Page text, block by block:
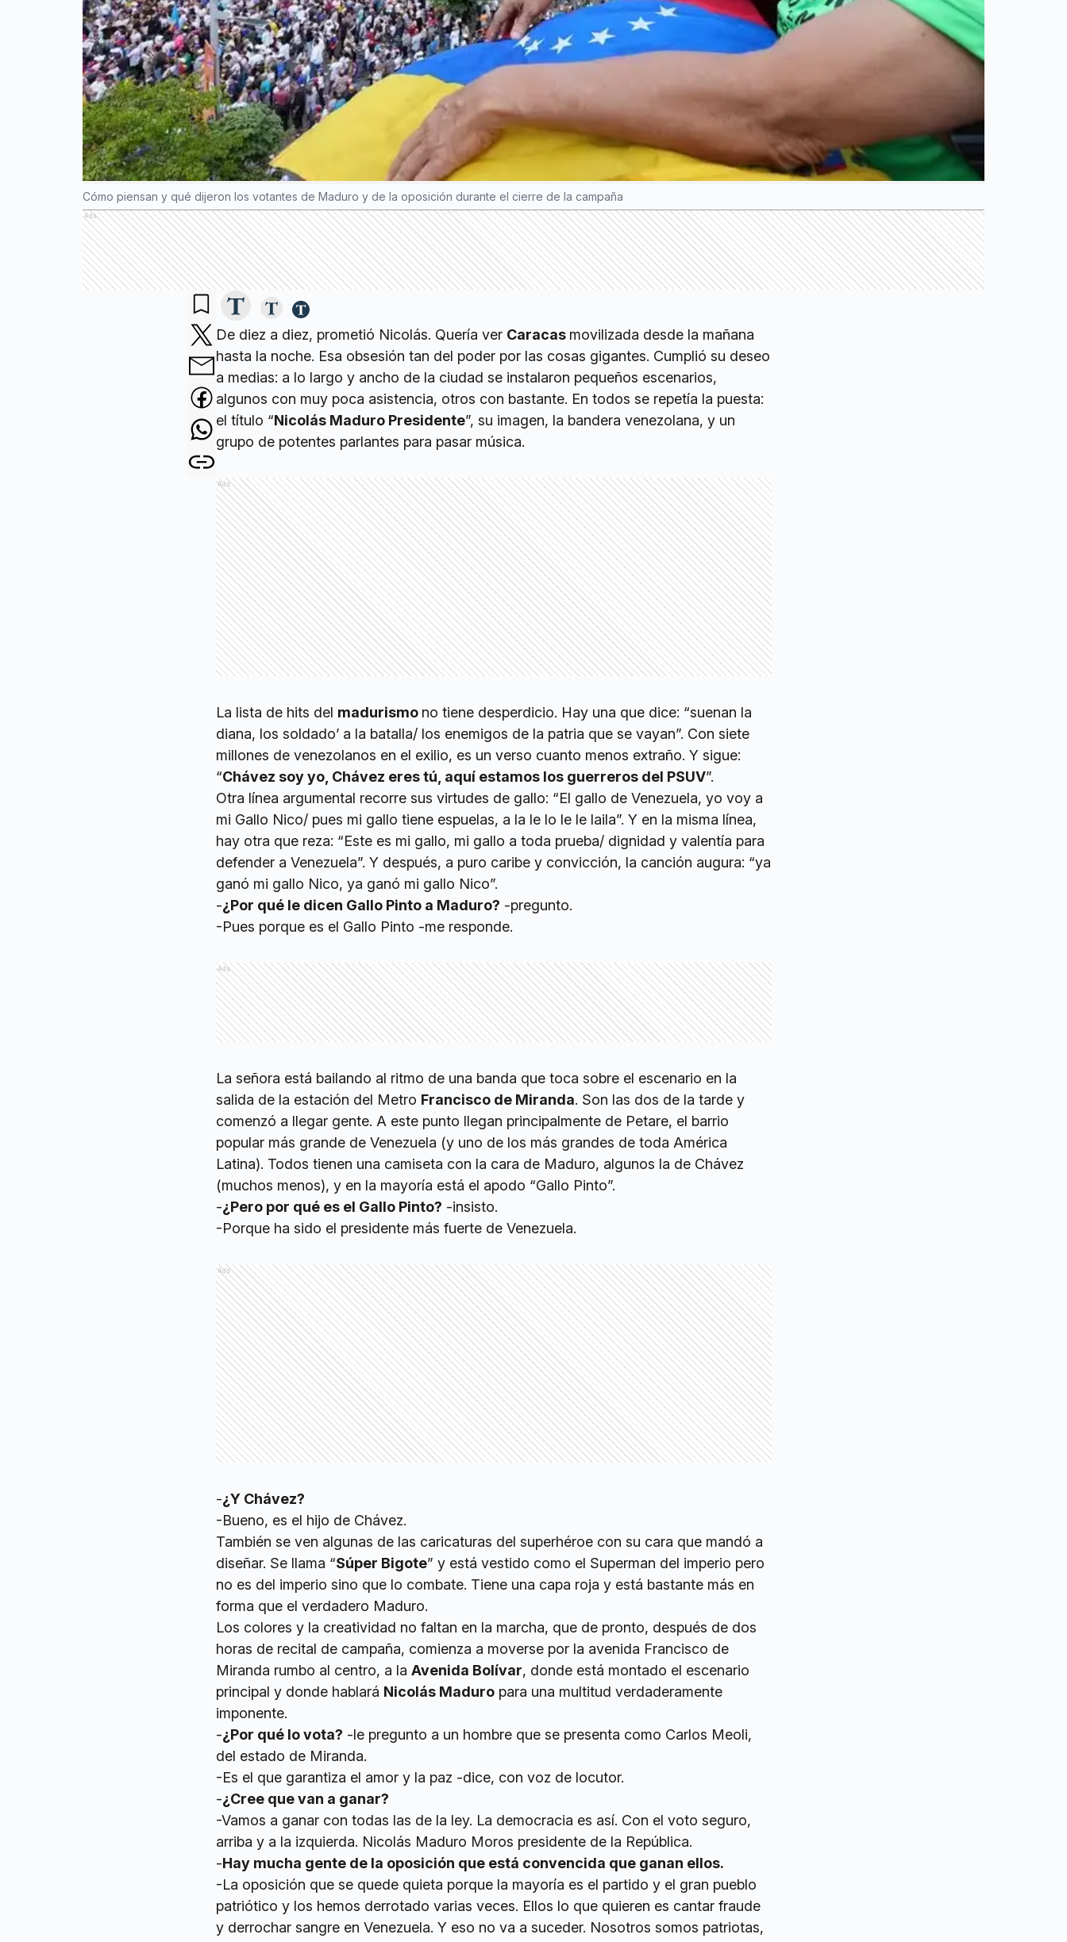
Cómo piensan y qué dijeron los votantes de Maduro y de la oposición durante el cierre de la campaña
Ads
De diez a diez, prometió Nicolás. Quería ver Caracas movilizada desde la mañana
hasta la noche. Esa obsesión tan del poder por las cosas gigantes. Cumplió su deseo
a medias: a lo largo y ancho de la ciudad se instalaron pequeños escenarios,
algunos con muy poca asistencia, otros con bastante. En todos se repetía la puesta:
el título “Nicolás Maduro Presidente”, su imagen, la bandera venezolana, y un
grupo de potentes parlantes para pasar música.
Ads
La lista de hits del madurismo no tiene desperdicio. Hay una que dice: “suenan la
diana, los soldado’ a la batalla/ los enemigos de la patria que se vayan”. Con siete
millones de venezolanos en el exilio, es un verso cuanto menos extraño. Y sigue:
“Chávez soy yo, Chávez eres tú, aquí estamos los guerreros del PSUV”.
Otra línea argumental recorre sus virtudes de gallo: “El gallo de Venezuela, yo voy a
mi Gallo Nico/ pues mi gallo tiene espuelas, a la le lo le le laila”. Y en la misma línea,
hay otra que reza: “Este es mi gallo, mi gallo a toda prueba/ dignidad y valentía para
defender a Venezuela”. Y después, a puro caribe y convicción, la canción augura: “ya
ganó mi gallo Nico, ya ganó mi gallo Nico”.
-¿Por qué le dicen Gallo Pinto a Maduro? -pregunto.
-Pues porque es el Gallo Pinto -me responde.
Ads
La señora está bailando al ritmo de una banda que toca sobre el escenario en la
salida de la estación del Metro Francisco de Miranda. Son las dos de la tarde y
comenzó a llegar gente. A este punto llegan principalmente de Petare, el barrio
popular más grande de Venezuela (y uno de los más grandes de toda América
Latina). Todos tienen una camiseta con la cara de Maduro, algunos la de Chávez
(muchos menos), y en la mayoría está el apodo “Gallo Pinto”.
-¿Pero por qué es el Gallo Pinto? -insisto.
-Porque ha sido el presidente más fuerte de Venezuela.
Ads
-¿Y Chávez?
-Bueno, es el hijo de Chávez.
También se ven algunas de las caricaturas del superhéroe con su cara que mandó a
diseñar. Se llama “Súper Bigote” y está vestido como el Superman del imperio pero
no es del imperio sino que lo combate. Tiene una capa roja y está bastante más en
forma que el verdadero Maduro.
Los colores y la creatividad no faltan en la marcha, que de pronto, después de dos
horas de recital de campaña, comienza a moverse por la avenida Francisco de
Miranda rumbo al centro, a la Avenida Bolívar, donde está montado el escenario
principal y donde hablará Nicolás Maduro para una multitud verdaderamente
imponente.
-¿Por qué lo vota? -le pregunto a un hombre que se presenta como Carlos Meoli,
del estado de Miranda.
-Es el que garantiza el amor y la paz -dice, con voz de locutor.
-¿Cree que van a ganar?
-Vamos a ganar con todas las de la ley. La democracia es así. Con el voto seguro,
arriba y a la izquierda. Nicolás Maduro Moros presidente de la República.
-Hay mucha gente de la oposición que está convencida que ganan ellos.
-La oposición que se quede quieta porque la mayoría es el partido y el gran pueblo
patriótico y los hemos derrotado varias veces. Ellos lo que quieren es cantar fraude
y derrochar sangre en Venezuela. Y eso no va a suceder. Nosotros somos patriotas,